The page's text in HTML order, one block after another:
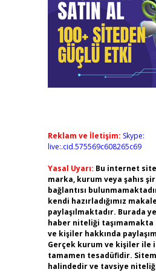
Reklam ve İletişim: Skype:
live:.cid.575569c608265c69
Yasal Uyarı: Bu internet
marka, kurum veya şahıs
bağlantısı
kendi hazırladığımız
paylaşılmaktadır. Burada
haber niteliği
ve kişiler hakkında
Gerçek kurum ve kişiler ile
tamamen tesadüfidir.
halindedir ve tavsiye